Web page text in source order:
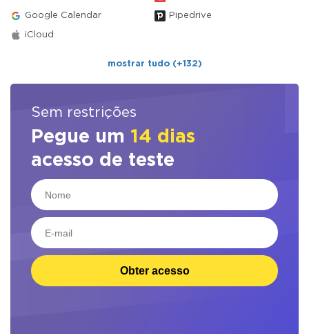
Google Calendar Pipedrive
iCloud
mostrar tudo (+132)
Sem restrições
Pegue um 14 dias
acesso de teste
Obter acesso